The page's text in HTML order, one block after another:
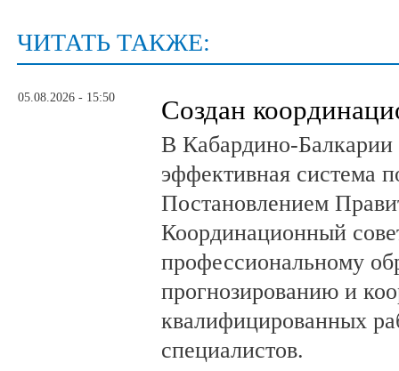
ЧИТАТЬ ТАКЖЕ:
05.08.2026 - 15:50 Создан
В Кабардино-Балкарии
эффективная система
Постановлением
Координационный
профессиональному
прогнозированию и
квалифицированных
специалистов.